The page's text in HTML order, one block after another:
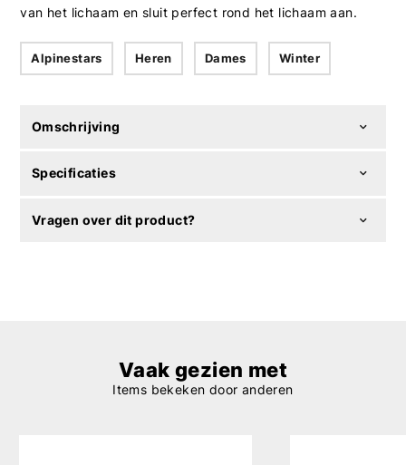
van het lichaam en sluit perfect rond het lichaam aan.
Alpinestars Heren Dames Winter
Omschrijving
Specificaties
Vragen over dit product?
Vaak gezien met
Items bekeken door anderen